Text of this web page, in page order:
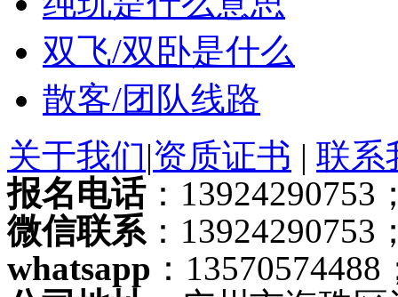
出发时间地点
关于保险
单房差是什么
纯玩是什么意思
双飞/双卧是什么
散客/团队线路